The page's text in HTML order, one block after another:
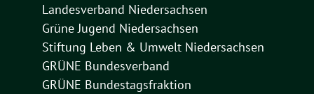
Landesverband Niedersachsen
Grüne Jugend Niedersachsen
Stiftung Leben & Umwelt Niedersachsen
GRÜNE Bundesverband
GRÜNE Bundestagsfraktion